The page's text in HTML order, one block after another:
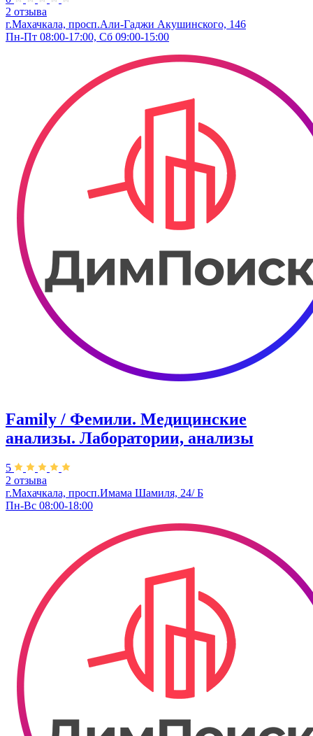
2 отзыва
г.Махачкала, ​просп.Али-Гаджи Акушинского, 146
Пн-Пт 08:00-17:00, Сб 09:00-15:00
Family / Фемили. Медицинские
анализы. Лаборатории, анализы
5
2 отзыва
г.Махачкала, просп.Имама Шамиля, 24/ Б
Пн-Вс 08:00-18:00